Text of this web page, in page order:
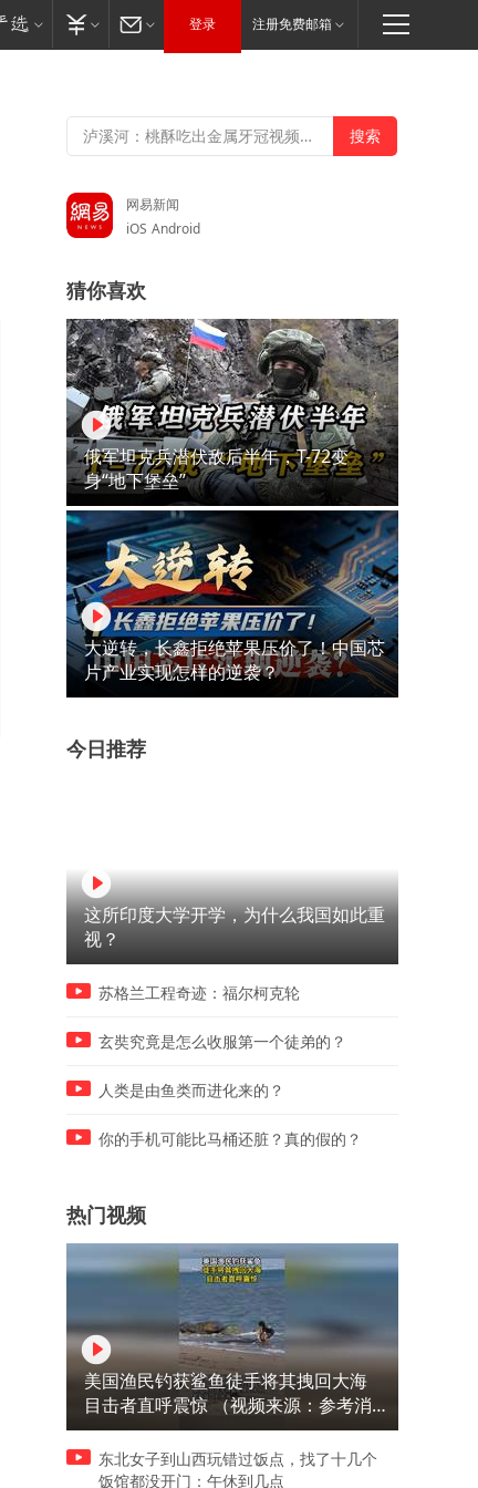
登录 注册免费邮箱
00:08
墨西哥网红直播中当街被枪
泰航拒载22名中国乘客，安
泰国机场致歉：
网易新闻
iOS Android
猜你喜欢
俄军坦克兵潜伏敌后半年，T-72变
身“地下堡垒”
大逆转，长鑫拒绝苹果压价了！中国芯
片产业实现怎样的逆袭？
今日推荐
这所印度大学开学，为什么我国如此重
视？
苏格兰工程奇迹：福尔柯克轮
玄奘究竟是怎么收服第一个徒弟的？
人类是由鱼类而进化来的？
你的手机可能比马桶还脏？真的假的？
热门视频
美国渔民钓获鲨鱼徒手将其拽回大海
目击者直呼震惊 （视频来源：参考消
息）
东北女子到山西玩错过饭点，找了十几个
饭馆都没开门：午休到几点